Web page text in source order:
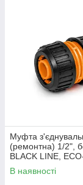
Муфта
(ремонтна) 1/2",
BLACK LINE,
В наявності